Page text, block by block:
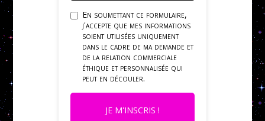
En soumettant ce formulaire,
j'accepte que mes informations
soient utilisées uniquement
dans le cadre de ma demande et
de la relation commerciale
éthique et personnalisée qui
peut en découler.
JE M'INSCRIS !